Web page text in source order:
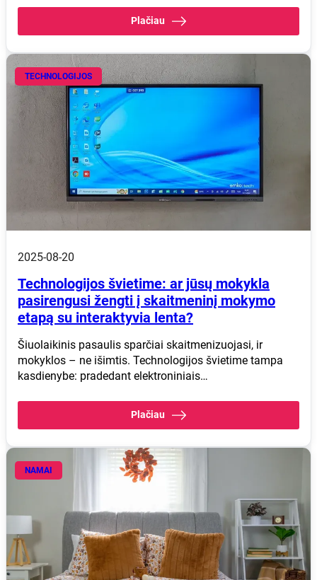
Plačiau
TECHNOLOGIJOS
2025-08-20
Technologijos švietime: ar jūsų mokykla
pasirengusi žengti į skaitmeninį mokymo
etapą su interaktyvia lenta?
Šiuolaikinis pasaulis sparčiai skaitmenizuojasi, ir
mokyklos – ne išimtis. Technologijos švietime tampa
kasdienybe: pradedant elektroniniais…
Plačiau
NAMAI